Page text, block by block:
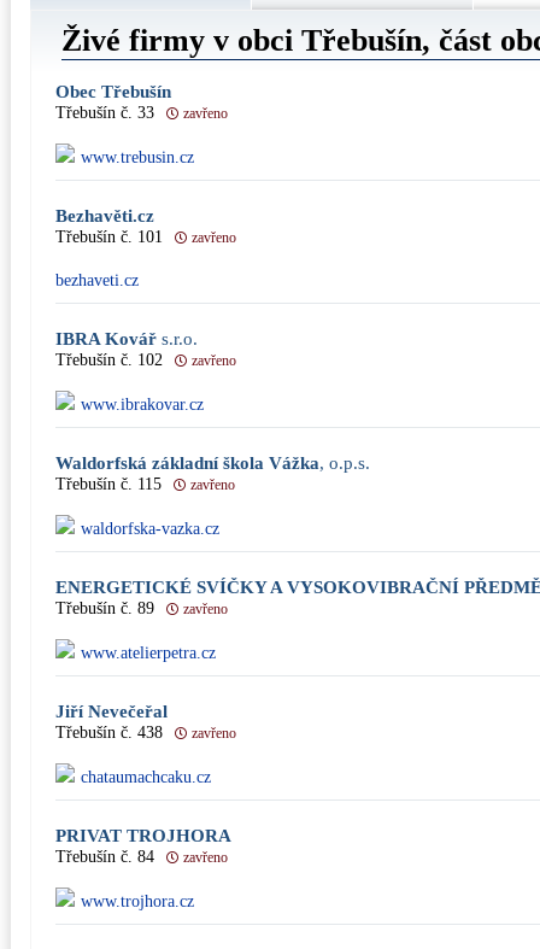
Živé firmy v obci Třebušín, část
Obec Třebušín
Třebušín č. 33 zavřeno
www.trebusin.cz
Bezhavěti.cz
Třebušín č. 101 zavřeno
bezhaveti.cz
IBRA Kovář s.r.o.
Třebušín č. 102 zavřeno
www.ibrakovar.cz
Waldorfská základní škola Vážka, o.p.s.
Třebušín č. 115 zavřeno
waldorfska-vazka.cz
ENERGETICKÉ SVÍČKY A VYSOKOVIBRAČNÍ
Třebušín č. 89 zavřeno
www.atelierpetra.cz
Jiří Nevečeřal
Třebušín č. 438 zavřeno
chataumachcaku.cz
PRIVAT TROJHORA
Třebušín č. 84 zavřeno
www.trojhora.cz